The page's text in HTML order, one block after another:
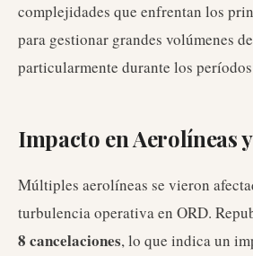
complejidades que enfrentan los
para gestionar grandes volúmenes
particularmente durante los
Impacto en Aerolíneas
Múltiples aerolíneas se vieron
turbulencia operativa en ORD.
8 cancelaciones, lo que indica un